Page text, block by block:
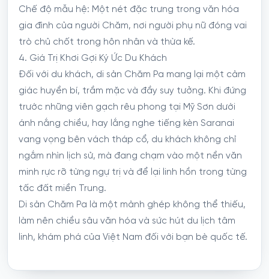
Chế độ mẫu hệ: Một nét đặc trưng trong văn hóa
gia đình của người Chăm, nơi người phụ nữ đóng vai
trò chủ chốt trong hôn nhân và thừa kế.
4. Giá Trị Khơi Gợi Ký Ức Du Khách
Đối với du khách, di sản Chăm Pa mang lại một cảm
giác huyền bí, trầm mặc và đầy suy tưởng. Khi đứng
trước những viên gạch rêu phong tại Mỹ Sơn dưới
ánh nắng chiều, hay lắng nghe tiếng kèn Saranai
vang vọng bên vách tháp cổ, du khách không chỉ
ngắm nhìn lịch sử, mà đang chạm vào một nền văn
minh rực rỡ từng ngự trị và để lại linh hồn trong từng
tấc đất miền Trung.
Di sản Chăm Pa là một mảnh ghép không thể thiếu,
làm nên chiều sâu văn hóa và sức hút du lịch tâm
linh, khám phá của Việt Nam đối với bạn bè quốc tế.